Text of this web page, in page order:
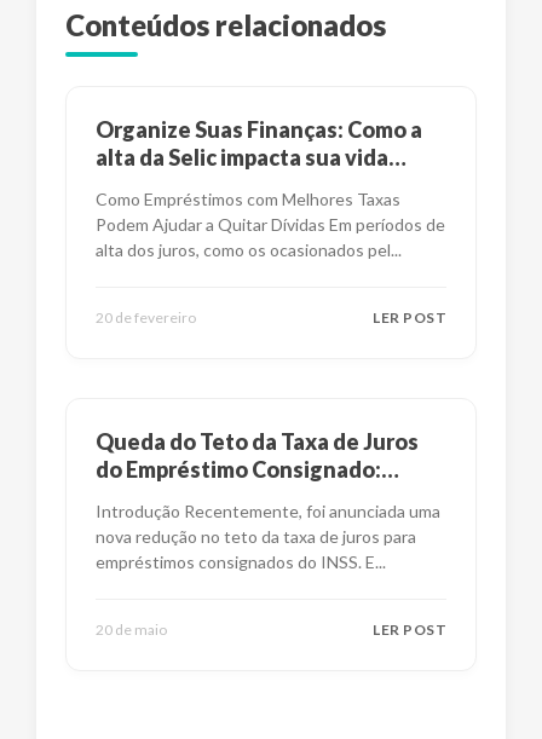
Conteúdos relacionados
Organize Suas Finanças: Como a
alta da Selic impacta sua vida
Como Empréstimos com Melhores Taxas
Podem Ajudar a Quitar Dívidas Em períodos de
alta dos juros, como os ocasionados pel...
20 de fevereiro LER POST
Queda do Teto da Taxa de Juros
do Empréstimo Consignado:
Introdução Recentemente, foi anunciada uma
nova redução no teto da taxa de juros para
empréstimos consignados do INSS. E...
20 de maio LER POST